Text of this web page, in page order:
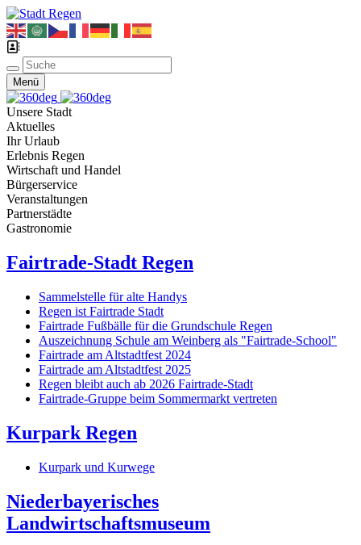
Menü
Unsere Stadt
Aktuelles
Ihr Urlaub
Erlebnis Regen
Wirtschaft und Handel
Bürgerservice
Veranstaltungen
Partnerstädte
Gastronomie
Fairtrade-Stadt Regen
Sammelstelle für alte Handys
Regen ist Fairtrade Stadt
Fairtrade Fußbälle für die Grundschule Regen
Auszeichnung Schule am Weinberg als "Fairtrade-School"
Fairtrade am Altstadtfest 2024
Fairtrade am Altstadtfest 2025
Regen bleibt auch ab 2026 Fairtrade-Stadt
Fairtrade-Gruppe beim Sommermarkt vertreten
Kurpark Regen
Kurpark und Kurwege
Niederbayerisches
Landwirtschaftsmuseum